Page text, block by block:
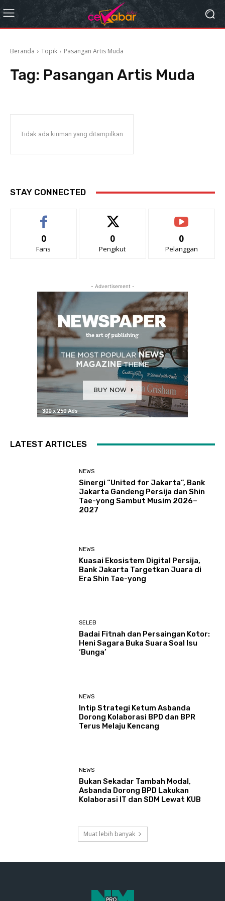
Beranda Topik Pasangan Artis Muda
Tag: Pasangan Artis Muda
Tidak ada kiriman yang ditampilkan
STAY CONNECTED
0
Fans
0
Pengikut
0
Pelanggan
- Advertisement -
LATEST ARTICLES
NEWS
Sinergi “United for Jakarta”, Bank
Jakarta Gandeng Persija dan Shin
Tae-yong Sambut Musim 2026–
2027
NEWS
Kuasai Ekosistem Digital Persija,
Bank Jakarta Targetkan Juara di
Era Shin Tae-yong
SELEB
Badai Fitnah dan Persaingan Kotor:
Heni Sagara Buka Suara Soal Isu
‘Bunga’
NEWS
Intip Strategi Ketum Asbanda
Dorong Kolaborasi BPD dan BPR
Terus Melaju Kencang
NEWS
Bukan Sekadar Tambah Modal,
Asbanda Dorong BPD Lakukan
Kolaborasi IT dan SDM Lewat KUB
Muat lebih banyak